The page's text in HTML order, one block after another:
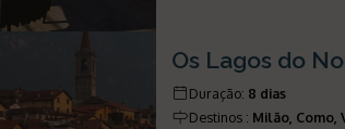
Os Lagos do
Duração: 8 dias
Destinos : Milão, Como,